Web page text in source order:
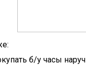
б/у часы